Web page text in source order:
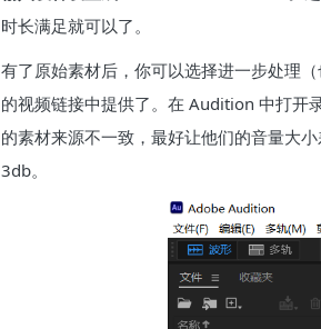
时长满足就可以了。
有了原始素材后，你可以选择进一步处理
的视频链接中提供了。在 Audition 中打开
的素材来源不一致，最好让他们的音量大
3db。